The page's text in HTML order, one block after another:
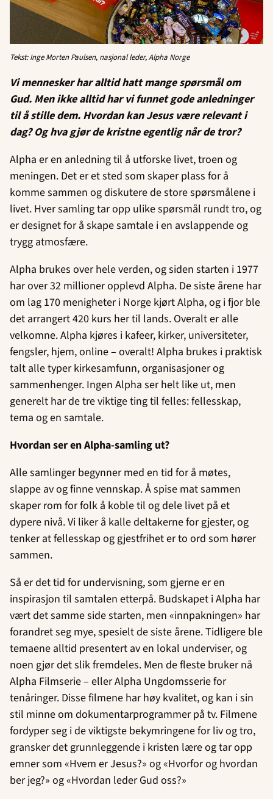
Tekst: Inge Morten Paulsen, nasjonal leder, Alpha Norge
Vi mennesker har alltid hatt mange spørsmål om
Gud. Men ikke alltid har vi funnet gode anledninger
til å stille dem. Hvordan kan Jesus være relevant i
dag? Og hva gjør de kristne egentlig når de tror?
Alpha er en anledning til å utforske livet, troen og
meningen. Det er et sted som skaper plass for å
komme sammen og diskutere de store spørsmålene i
livet. Hver samling tar opp ulike spørsmål rundt tro, og
er designet for å skape samtale i en avslappende og
trygg atmosfære.
Alpha brukes over hele verden, og siden starten i 1977
har over 32 millioner opplevd Alpha. De siste årene har
om lag 170 menigheter i Norge kjørt Alpha, og i fjor ble
det arrangert 420 kurs her til lands. Overalt er alle
velkomne. Alpha kjøres i kafeer, kirker, universiteter,
fengsler, hjem, online – overalt! Alpha brukes i praktisk
talt alle typer kirkesamfunn, organisasjoner og
sammenhenger. Ingen Alpha ser helt like ut, men
generelt har de tre viktige ting til felles: fellesskap,
tema og en samtale.
Hvordan ser en Alpha-samling ut?
Alle samlinger begynner med en tid for å møtes,
slappe av og finne vennskap. Å spise mat sammen
skaper rom for folk å koble til og dele livet på et
dypere nivå. Vi liker å kalle deltakerne for gjester, og
tenker at fellesskap og gjestfrihet er to ord som hører
sammen.
Så er det tid for undervisning, som gjerne er en
inspirasjon til samtalen etterpå. Budskapet i Alpha har
vært det samme side starten, men «innpakningen» har
forandret seg mye, spesielt de siste årene. Tidligere ble
temaene alltid presentert av en lokal underviser, og
noen gjør det slik fremdeles. Men de fleste bruker nå
Alpha Filmserie – eller Alpha Ungdomsserie for
tenåringer. Disse filmene har høy kvalitet, og kan i sin
stil minne om dokumentarprogrammer på tv. Filmene
fordyper seg i de viktigste bekymringene for liv og tro,
gransker det grunnleggende i kristen lære og tar opp
emner som «Hvem er Jesus?» og «Hvorfor og hvordan
ber jeg?» og «Hvordan leder Gud oss?»